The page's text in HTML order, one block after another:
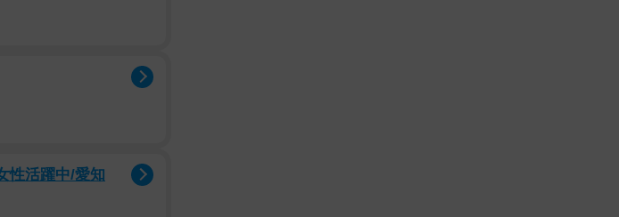
がある」と指摘した。
る。
とのできないおそれが
性活躍中/愛知